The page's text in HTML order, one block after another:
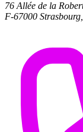
76 Allée de la
F-67000